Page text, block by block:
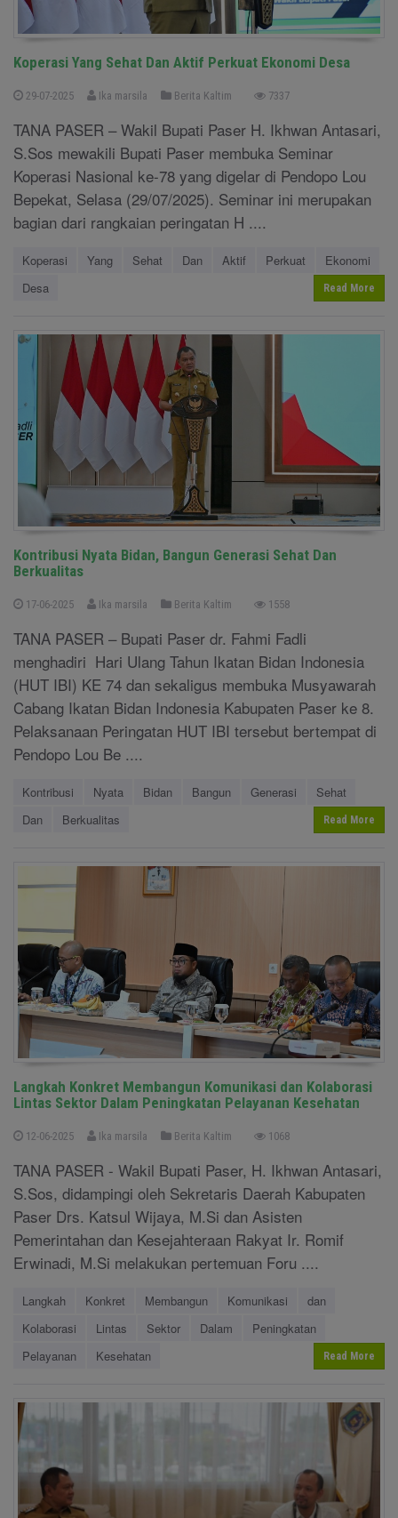
Koperasi Yang Sehat Dan Aktif Perkuat Ekonomi Desa
29-07-2025 Ika marsila Berita Kaltim 7337
TANA PASER – Wakil Bupati Paser H. Ikhwan Antasari,
S.Sos mewakili Bupati Paser membuka Seminar
Koperasi Nasional ke-78 yang digelar di Pendopo Lou
Bepekat, Selasa (29/07/2025). Seminar ini merupakan
bagian dari rangkaian peringatan H ....
Koperasi Yang Sehat Dan Aktif Perkuat
Ekonomi
Desa
Read More
Kontribusi Nyata Bidan, Bangun Generasi Sehat Dan
Berkualitas
17-06-2025 Ika marsila Berita Kaltim 1558
TANA PASER – Bupati Paser dr. Fahmi Fadli
menghadiri Hari Ulang Tahun Ikatan Bidan Indonesia
(HUT IBI) KE 74 dan sekaligus membuka Musyawarah
Cabang Ikatan Bidan Indonesia Kabupaten Paser ke 8.
Pelaksanaan Peringatan HUT IBI tersebut bertempat di
Pendopo Lou Be ....
Kontribusi Nyata Bidan Bangun Generasi
Sehat
Dan
Berkualitas Read More
Langkah Konkret Membangun Komunikasi dan Kolaborasi
Lintas Sektor Dalam Peningkatan Pelayanan Kesehatan
12-06-2025 Ika marsila Berita Kaltim 1068
TANA PASER - Wakil Bupati Paser, H. Ikhwan Antasari,
S.Sos, didampingi oleh Sekretaris Daerah Kabupaten
Paser Drs. Katsul Wijaya, M.Si dan Asisten
Pemerintahan dan Kesejahteraan Rakyat Ir. Romif
Erwinadi, M.Si melakukan pertemuan Foru ....
Langkah Konkret Membangun Komunikasi
dan
Kolaborasi
Lintas Sektor Dalam
Peningkatan
Pelayanan
Kesehatan Read More